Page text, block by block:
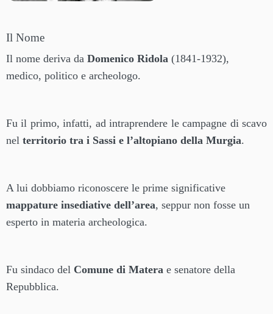
Il Nome
Il nome deriva da Domenico Ridola (1841-1932),
medico, politico e archeologo.
Fu il primo, infatti, ad intraprendere le campagne di scavo
nel territorio tra i Sassi e l’altopiano della Murgia.
A lui dobbiamo riconoscere le prime significative
mappature insediative dell’area, seppur non fosse un
esperto in materia archeologica.
Fu sindaco del Comune di Matera e senatore della
Repubblica.